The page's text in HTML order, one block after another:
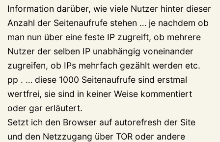
Information darüber, wie viele Nutzer hinter dieser
Anzahl der Seitenaufrufe stehen … je nachdem ob
man nun über eine feste IP zugreift, ob mehrere
Nutzer der selben IP unabhängig voneinander
zugreifen, ob IPs mehrfach gezählt werden etc.
pp . … diese 1000 Seitenaufrufe sind erstmal
wertfrei, sie sind in keiner Weise kommentiert
oder gar erläutert.
Setzt ich den Browser auf autorefresh der Site
und den Netzzugang über TOR oder andere